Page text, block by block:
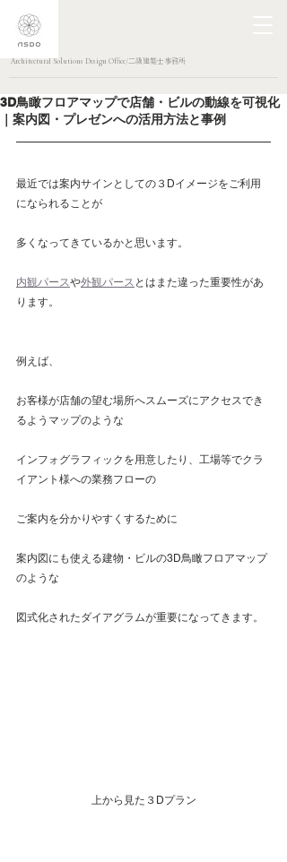
Architectural Solutions Design Office/二級建築士事務所
3D鳥瞰フロアマップで店舗・ビルの動線を可視化
｜案内図・プレゼンへの活用方法と事例
最近では案内サインとしての３Dイメージをご利用
になられることが
多くなってきているかと思います。
内観パースや外観パース とはまた違った重要性があ
ります。
例えば、
お客様が店舗の望む場所へスムーズにアクセスでき
るようマップのような
インフォグラフィックを用意したり、工場等でクラ
イアント様への業務フローの
ご案内を分かりやすくするために
案内図にも使える建物・ビルの3D鳥瞰フロアマップ
のような
図式化されたダイアグラムが重要になってきます。
上から見た３Dプラン